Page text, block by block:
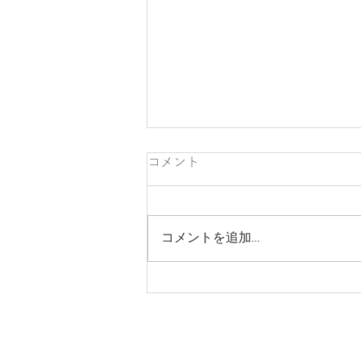
リフォームと新築、どこで分
コメント
コメントを追加…